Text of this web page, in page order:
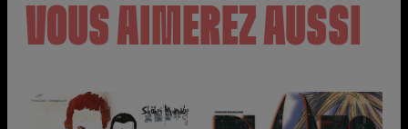
VOUS AIMEREZ AUSSI